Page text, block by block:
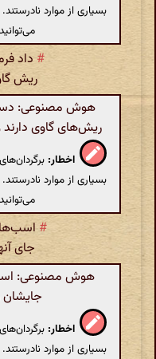
بسیاری از موارد
# داد
ریش
هوش مصنوعی:
ریش‌های گاوی دارند
اخطار:
بسیاری از موارد
#اسب‌ها
جای
هوش مصنوعی:
جایشان
اخطار:
بسیاری از موارد